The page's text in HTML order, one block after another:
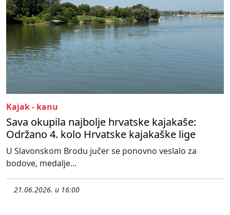
Kajak - kanu
Sava okupila najbolje hrvatske kajakaše:
Održano 4. kolo Hrvatske kajakaške lige
U Slavonskom Brodu jučer se ponovno veslalo za
bodove, medalje...
21.06.2026. u 16:00